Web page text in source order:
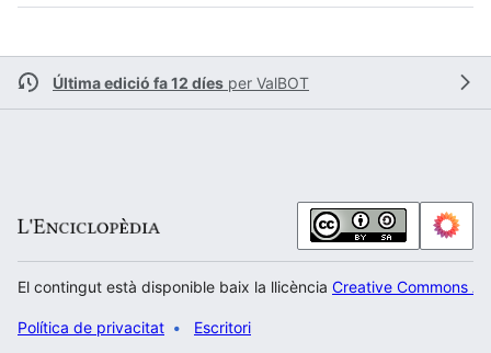
Última edició fa 12 díes per ValBOT
El contingut està disponible baix la llicència Creative Commons
Política de privacitat Escritori